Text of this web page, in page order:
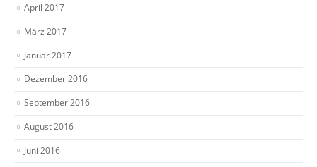
April 2017
März 2017
Januar 2017
Dezember 2016
September 2016
August 2016
Juni 2016